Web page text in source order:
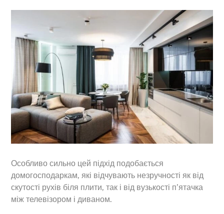
Особливо сильно цей підхід подобається
домогосподаркам, які відчувають незручності як від
скутості рухів біля плити, так і від вузькості п’ятачка
між телевізором і диваном.